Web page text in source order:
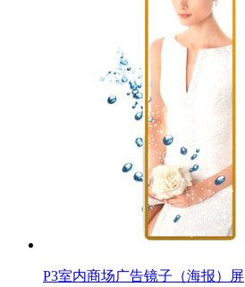
P3室内商场广告镜子（海报）屏